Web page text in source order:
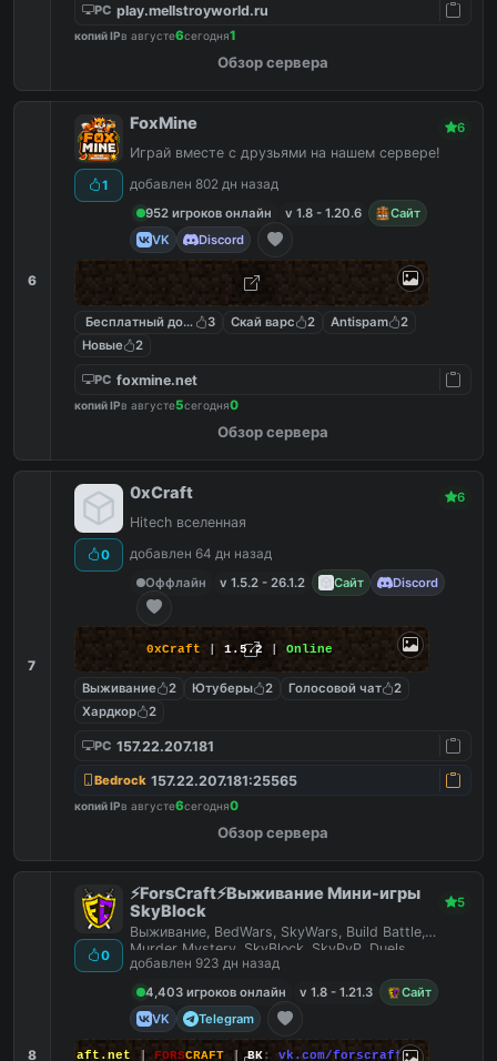
PC play.mellstroyworld.ru
копий IPв августе6сегодня1
Обзор сервера
6
1
FoxMine 6
Играй вместе с друзьями на нашем сервере!
добавлен 802 дн назад
952 игроков онлайн
v 1.8 - 1.20.6
Сайт
VK
Discord
Бесплатный донат 3 Скай варс 2 Antispam
2
Новые
2
PC foxmine.net
копий IPв августе5сегодня0
Обзор сервера
7
0
0xCraft 6
Hitech вселенная
добавлен 64 дн назад
Оффлайн
v 1.5.2 - 26.1.2 Сайт Discord
0xCraft | 1.5.2 | Online
Выживание 2 Ютуберы 2 Голосовой чат
2
Хардкор
2
PC 157.22.207.181
Bedrock 157.22.207.181:25565
копий IPв августе6сегодня0
Обзор сервера
8
0
⚡ForsCraft⚡Выживание Мини-игры
SkyBlock
5
Выживание, BedWars, SkyWars, Build Battle,
Murder Mystery, SkyBlock, SkyPvP, Duels,
HideAndSeek
добавлен 923 дн назад
4,403 игроков онлайн
v 1.8 - 1.21.3
Сайт
VK
Telegram
ForsCraft.net FORSCRAFT ВК: vk.com/forscraft